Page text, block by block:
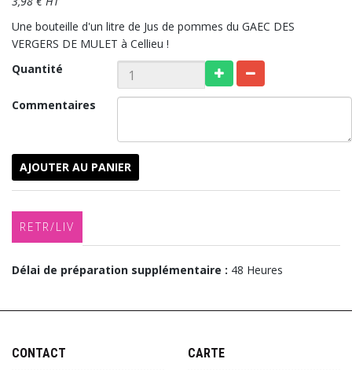
Une bouteille d'un litre de Jus de pommes du GAEC DES
VERGERS DE MULET à Cellieu !
Quantité
Commentaires
AJOUTER AU PANIER
RETR/LIV
Délai de préparation supplémentaire : 48 Heures
CONTACT CARTE